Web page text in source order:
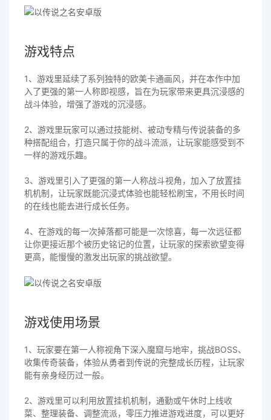
游戏特点
1、游戏里延续了系列独特的欧美卡通画风，并在本作中加
入了更强的第一人称即视感，旨在为玩家带来更具沉浸感的
战斗体验，增强了游戏的沉浸感。
2、游戏里玩家可以通过技能树、被动专精与传说装备的多
种搭配组合，打造只属于你的战斗流派，让玩家能感受到不
一样的游戏乐趣。
3、游戏里引入了更强的第一人称战斗视角，加入了放置挂
机机制，让玩家既能沉浸式体验也能轻松刷宝，不用长时间
的在线也能去进行成长任务。
4、在游戏的每一次掉落都可能是一次惊喜，每一次远征都
让你更接近那个被历史铭记的位置，让玩家的探索欲望变得
更高，能慢慢的激发出玩家的挑战欲望。
游戏使用场景
1、玩家要在第一人称视角下深入魔窟与地牢，挑战BOSS、
收集传奇装备，体验从勇者到传说的完整成长历程，让玩家
能有亲身经历过一般。
2、游戏里可以利用放置挂机机制，通勤或午休时上线收
菜、整理装备、调整流派，零压力推进游戏进度，可以更好